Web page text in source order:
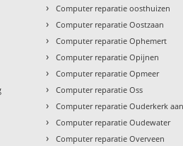
› Computer reparatie oosthuizen
› Computer reparatie Oostzaan
› Computer reparatie Ophemert
› Computer reparatie Opijnen
› Computer reparatie Opmeer
› Computer reparatie Oss
› Computer reparatie Ouderkerk
› Computer reparatie Oudewater
› Computer reparatie Overveen